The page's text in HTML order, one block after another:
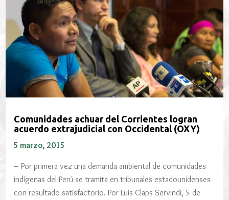
Comunidades achuar del Corrientes logran
acuerdo extrajudicial con Occidental (OXY)
5 marzo, 2015
– Por primera vez una demanda ambiental de comunidades
indígenas del Perú se tramita en tribunales estadounidenses
con resultado satisfactorio. Por Luis Claps Servindi, 5 de